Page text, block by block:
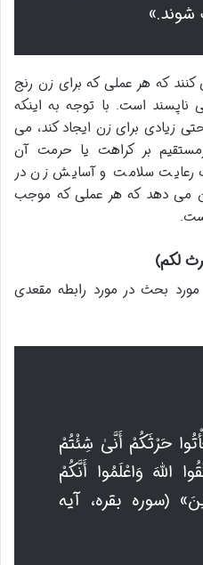
شوند.»
کنند که هر عملی که برای زن رنج
ناپسند است. با توجه به اینکه
زیادی برای زن ایجاد کند، می
بر کراهت یا حرمت آن
رعایت سلامت و آسایش زن در
می دهد که هر عملی که موجب
بحث در مورد رابطه مقعدی
حَرْثَكُمْ أَنَّىٰ شِئْتُمْ
اللَّهَ وَاعْلَمُوا أَنَّكُمْ
(سوره بقره، آیه